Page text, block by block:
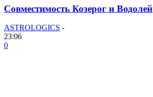
Совместимость Козерог и Водолей
ASTROLOGICS -
23:06
0